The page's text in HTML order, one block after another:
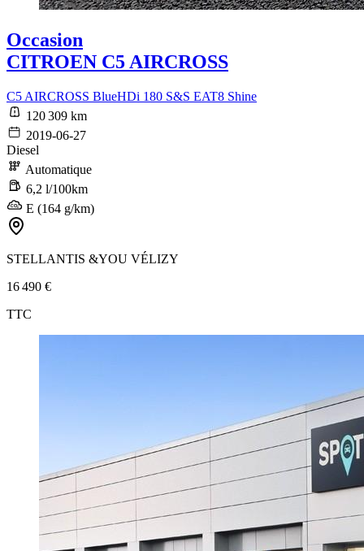
Occasion
CITROEN C5 AIRCROSS
C5 AIRCROSS BlueHDi 180 S&S EAT8 Shine
120 309 km
2019-06-27
Diesel
Automatique
6,2 l/100km
E (164 g/km)
STELLANTIS &YOU VÉLIZY
16 490 €
TTC